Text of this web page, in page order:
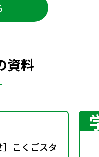
資料
］こくごスタ